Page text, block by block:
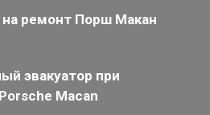
на ремонт Порш Макан
эвакуатор при
Macan